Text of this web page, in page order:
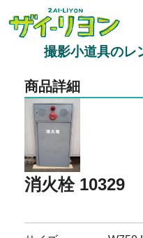
撮影小道具のレ
商品詳細
消火栓 10329